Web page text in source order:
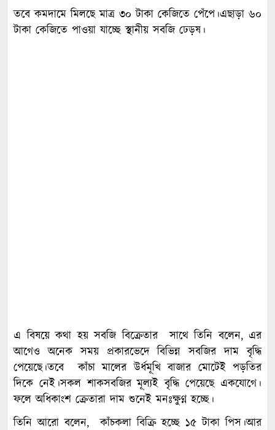
তবে কমদামে মিলছে মাত্র ৩০ টাকা কেজিতে পেঁপে।এছাড়া ৬০
টাকা কেজিতে পাওয়া যাচ্ছে স্থানীয় সবজি ঢেড়ষ।
এ বিষয়ে কথা হয় সবজি বিক্রেতার সাথে তিনি বলেন, এর
আগেও অনেক সময় প্রকারভেদে বিভিন্ন সবজির দাম বৃদ্ধি
পেয়েছে।তবে কাঁচা মালের উর্ধমূখি বাজার মোটেই পড়তির
দিকে নেই।সকল শাকসবজির মূল্যই বৃদ্ধি পেয়েছে একযোগে।
ফলে অধিকাংশ ক্রেতারা দাম শুনেই মনঃক্ষুণ্ন হচ্ছে।
তিনি আরো বলেন, কাঁচকলা বিক্রি হচ্ছে ১৫ টাকা পিস।আর